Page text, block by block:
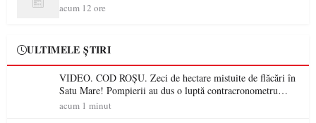
acum 12 ore
ULTIMELE ȘTIRI
VIDEO. COD ROȘU. Zeci de hectare mistuite de flăcări în
Satu Mare! Pompierii au dus o luptă contracronometru
pentru a salva o pădure de la dezastru
acum 1 minut